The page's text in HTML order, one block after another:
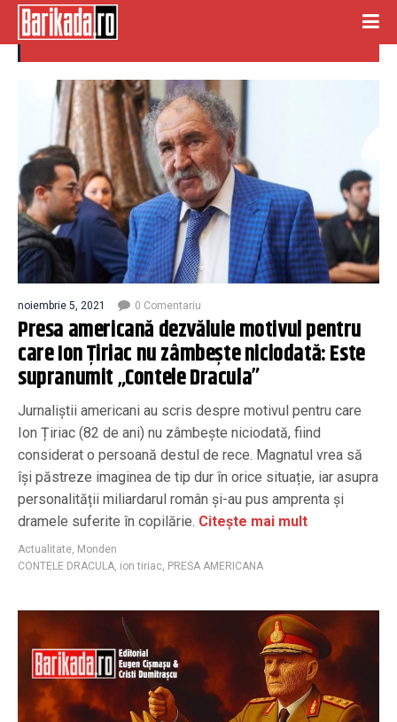
CONTELE DRACULA
noiembrie 5, 2021 0 Comentariu
Presa americană dezvăluie motivul pentru
care Ion Țiriac nu zâmbește niciodată: Este
supranumit „Contele Dracula”
Jurnaliștii americani au scris despre motivul pentru care
Ion Țiriac (82 de ani) nu zâmbește niciodată, fiind
considerat o persoană destul de rece. Magnatul vrea să
își păstreze imaginea de tip dur în orice situație, iar asupra
personalității miliardarul român și-au pus amprenta și
dramele suferite în copilărie. Citește mai mult
Actualitate, Monden
CONTELE DRACULA, ion tiriac, PRESA AMERICANA